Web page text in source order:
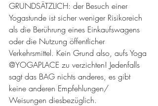
GRUNDSÄTZLICH: der Besuch einer
Yogastunde ist sicher weniger Risikoreich
als die Berührung eines Einkaufswagens
oder die Nutzung öffentlicher
Verkehrsmittel. Kein Grund also, aufs Yoga
@YOGAPLACE zu verzichten! Jedenfalls
sagt das BAG nichts anderes, es gibt
keine anderen Empfehlungen/
Weisungen diesbezüglich.